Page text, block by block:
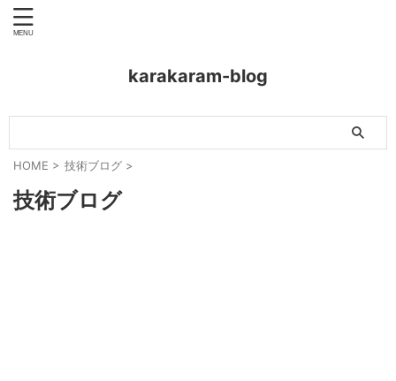
karakaram-blog
HOME > 技術ブログ >
技術ブログ